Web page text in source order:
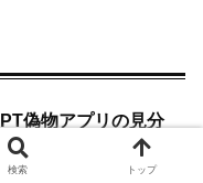
偽物アプリの見分
ばわかる！安全な利
検索 トップ